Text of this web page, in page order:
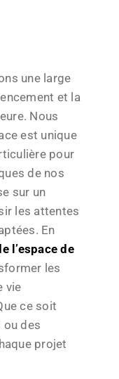
une large
et la
Nous
est unique
pour
de nos
sur un
les attentes
En
l’espace de
les
vie
ce soit
ou des
projet